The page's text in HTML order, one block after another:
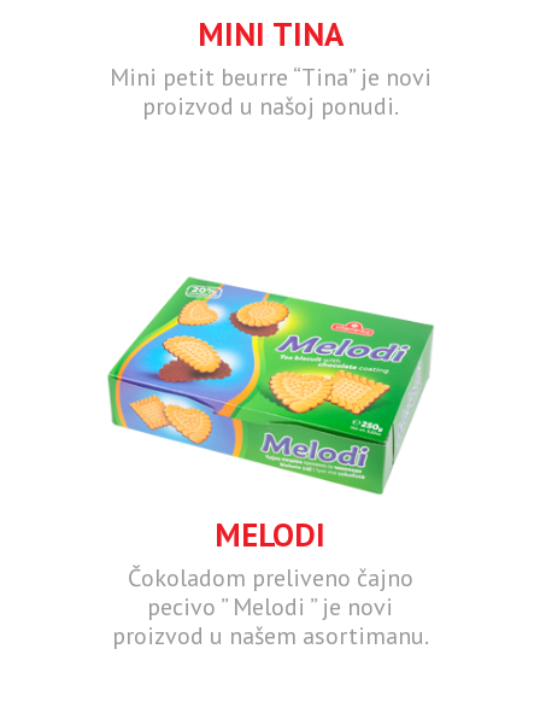
MINI TINA
Mini petit beurre “Tina” je novi
proizvod u našoj ponudi.
MELODI
Čokoladom preliveno čajno
pecivo ” Melodi ” je novi
proizvod u našem asortimanu.